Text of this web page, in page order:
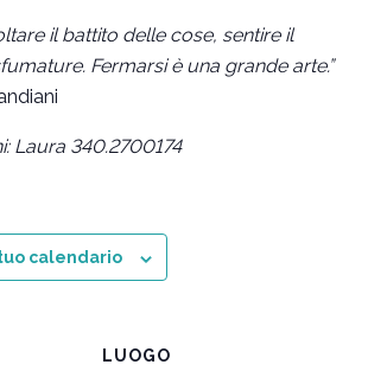
il battito delle cose, sentire il
Fermarsi è una grande arte.”
Laura 340.2700174
calendario
LUOGO